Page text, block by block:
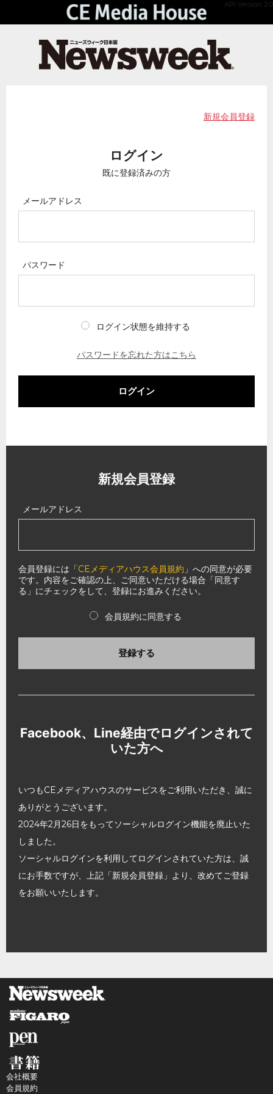
API Version 2.0
新規会員登録
ログイン
既に登録済みの方
メールアドレス
パスワード
ログイン状態を維持する
パスワードを忘れた方はこちら
ログイン
新規会員登録
メールアドレス
会員登録には「CEメディアハウス会員規約 」への同意が必要
です。内容をご確認の上、ご同意いただける場合「同意す
る」にチェックをして、登録にお進みください。
会員規約に同意する
登録する
Facebook、Line経由でログインされて
いた方へ
いつもCEメディアハウスのサービスをご利用いただき、誠に
ありがとうございます。
2024年2月26日をもってソーシャルログイン機能を廃止いた
しました。
ソーシャルログインを利用してログインされていた方は、誠
にお手数ですが、上記「新規会員登録」より、改めてご登録
をお願いいたします。
会社概要
会員規約